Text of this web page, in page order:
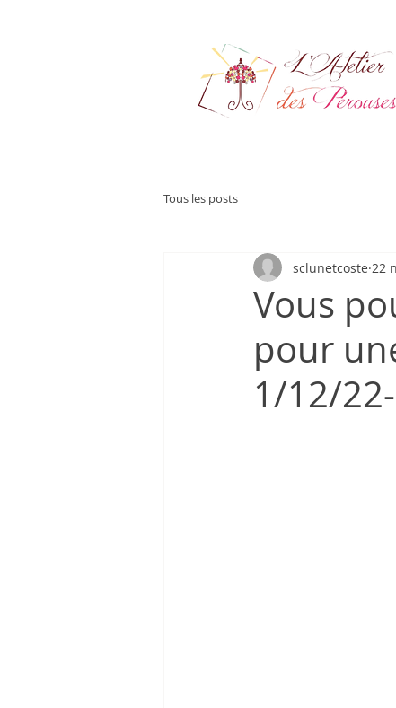
Tous les posts
Vous
pour
1/12/
sclunetcoste 22